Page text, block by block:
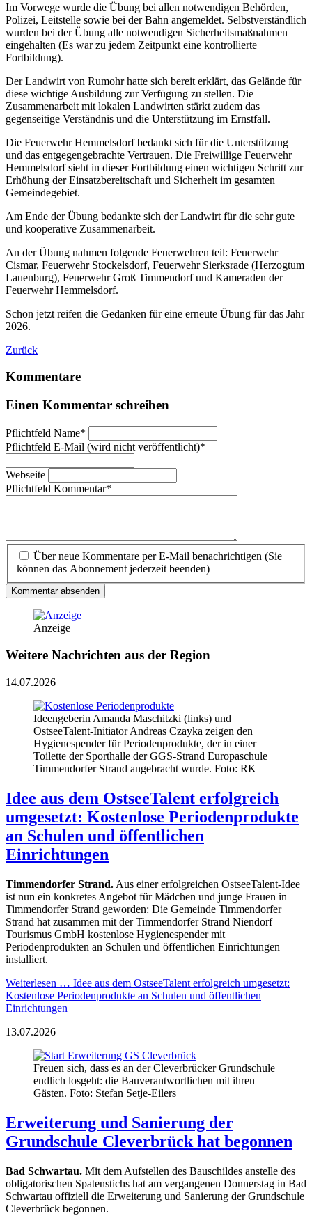
Im Vorwege wurde die Übung bei allen notwendigen Behörden,
Polizei, Leitstelle sowie bei der Bahn angemeldet. Selbstverständlich
wurden bei der Übung alle notwendigen Sicherheitsmaßnahmen
eingehalten (Es war zu jedem Zeitpunkt eine kontrollierte
Fortbildung).
Der Landwirt von Rumohr hatte sich bereit erklärt, das Gelände für
diese wichtige Ausbildung zur Verfügung zu stellen. Die
Zusammenarbeit mit lokalen Landwirten stärkt zudem das
gegenseitige Verständnis und die Unterstützung im Ernstfall.
Die Feuerwehr Hemmelsdorf bedankt sich für die Unterstützung
und das entgegengebrachte Vertrauen. Die Freiwillige Feuerwehr
Hemmelsdorf sieht in dieser Fortbildung einen wichtigen Schritt zur
Erhöhung der Einsatzbereitschaft und Sicherheit im gesamten
Gemeindegebiet.
Am Ende der Übung bedankte sich der Landwirt für die sehr gute
und kooperative Zusammenarbeit.
An der Übung nahmen folgende Feuerwehren teil: Feuerwehr
Cismar, Feuerwehr Stockelsdorf, Feuerwehr Sierksrade (Herzogtum
Lauenburg), Feuerwehr Groß Timmendorf und Kameraden der
Feuerwehr Hemmelsdorf.
Schon jetzt reifen die Gedanken für eine erneute Übung für das Jahr
2026.
Zurück
Kommentare
Einen Kommentar schreiben
Pflichtfeld Name*
Pflichtfeld E-Mail (wird nicht veröffentlicht)*
Webseite
Pflichtfeld Kommentar*
Über neue Kommentare per E-Mail benachrichtigen (Sie
können das Abonnement jederzeit beenden)
Kommentar absenden
Anzeige
Weitere Nachrichten aus der Region
14.07.2026
Ideengeberin Amanda Maschitzki (links) und
OstseeTalent-Initiator Andreas Czayka zeigen den
Hygienespender für Periodenprodukte, der in einer
Toilette der Sporthalle der GGS-Strand Europaschule
Timmendorfer Strand angebracht wurde. Foto: RK
Idee aus dem OstseeTalent erfolgreich
umgesetzt: Kostenlose Periodenprodukte
an Schulen und öffentlichen
Einrichtungen
Timmendorfer Strand. Aus einer erfolgreichen OstseeTalent-Idee
ist nun ein konkretes Angebot für Mädchen und junge Frauen in
Timmendorfer Strand geworden: Die Gemeinde Timmendorfer
Strand hat zusammen mit der Timmendorfer Strand Niendorf
Tourismus GmbH kostenlose Hygienespender mit
Periodenprodukten an Schulen und öffentlichen Einrichtungen
installiert.
Weiterlesen … Idee aus dem OstseeTalent erfolgreich umgesetzt:
Kostenlose Periodenprodukte an Schulen und öffentlichen
Einrichtungen
13.07.2026
Freuen sich, dass es an der Cleverbrücker Grundschule
endlich losgeht: die Bauverantwortlichen mit ihren
Gästen. Foto: Stefan Setje-Eilers
Erweiterung und Sanierung der
Grundschule Cleverbrück hat begonnen
Bad Schwartau. Mit dem Aufstellen des Bauschildes anstelle des
obligatorischen Spatenstichs hat am vergangenen Donnerstag in Bad
Schwartau offiziell die Erweiterung und Sanierung der Grundschule
Cleverbrück begonnen.